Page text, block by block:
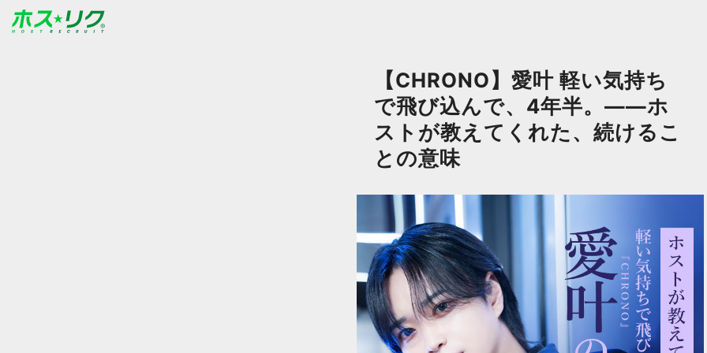
【CHRONO】愛叶 軽い気持ち
で飛び込んで、4年半。——ホ
ストが教えてくれた、続けるこ
との意味